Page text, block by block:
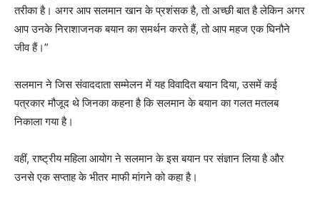
तरीका है। अगर आप सलमान खान के प्रशंसक है, तो अच्छी बात है लेकिन अगर
आप उनके निराशाजनक बयान का समर्थन करते हैं, तो आप महज एक घिनौने
जीव हैं।”
सलमान ने जिस संवाददाता सम्मेलन में यह विवादित बयान दिया, उसमें कई
पत्रकार मौजूद थे जिनका कहना है कि सलमान के बयान का गलत मतलब
निकाला गया है।
वहीं, राष्ट्रीय महिला आयोग ने सलमान के इस बयान पर संज्ञान लिया है और
उनसे एक सप्ताह के भीतर माफी मांगने को कहा है।